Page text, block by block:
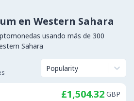
en Western Sahara
usando más de 300
Sahara
Popularity
£1,504.32 GBP